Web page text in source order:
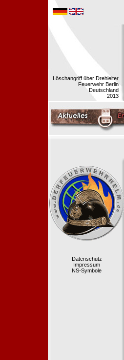
Löschangriff über Drehleiter
Feuerwehr Berlin
Deutschland
2013
Datenschutz
Impressum
NS-Symbole